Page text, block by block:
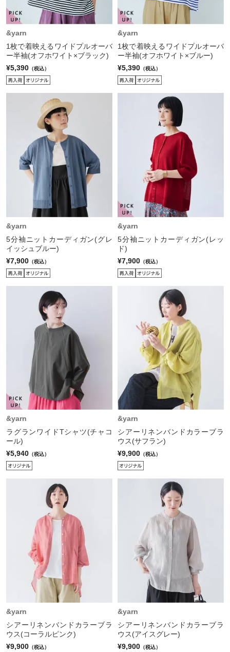
&yarn
1枚で着映えるワイドプルオーバ
ー半袖(オフホワイト×ブラック)
¥5,390 （税込）
&yarn
1枚で着映えるワイドプルオーバ
ー半袖(オフホワイト×ブルー)
¥5,390 （税込）
&yarn
5分袖ニットカーディガン(グレ
イッシュブルー)
¥7,900 （税込）
&yarn
5分袖ニットカーディガン(レッ
ド)
¥7,900 （税込）
&yarn
ラグランワイドTシャツ(チャコ
ール)
¥5,940 （税込）
&yarn
シアーリネンバンドカラーブラ
ウス(サフラン)
¥9,900 （税込）
&yarn
シアーリネンバンドカラーブラ
ウス(コーラルピンク)
¥9,900 （税込）
&yarn
シアーリネンバンドカラーブラ
ウス(アイスグレー)
¥9,900 （税込）